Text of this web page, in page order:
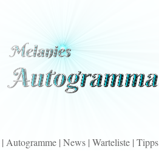
| Autogramme | News | Warteliste | Tipps